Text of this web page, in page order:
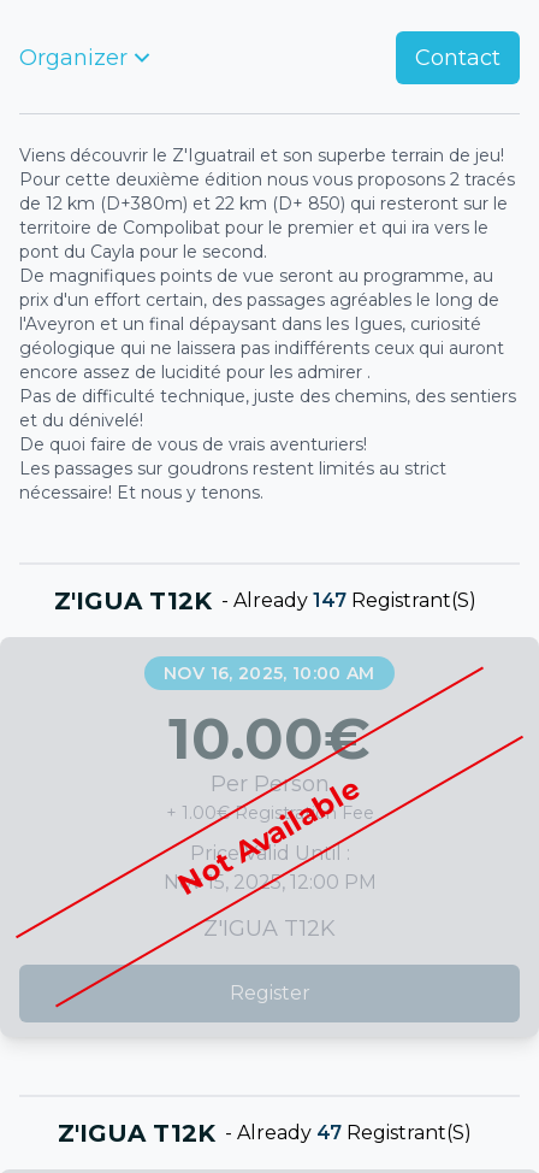
Organizer Contact
Viens découvrir le Z'Iguatrail et son superbe terrain de jeu!
Pour cette deuxième édition nous vous proposons 2 tracés
de 12 km (D+380m) et 22 km (D+ 850) qui resteront sur le
territoire de Compolibat pour le premier et qui ira vers le
pont du Cayla pour le second.
De magnifiques points de vue seront au programme, au
prix d'un effort certain, des passages agréables le long de
l'Aveyron et un final dépaysant dans les Igues, curiosité
géologique qui ne laissera pas indifférents ceux qui auront
encore assez de lucidité pour les admirer .
Pas de difficulté technique, juste des chemins, des sentiers
et du dénivelé!
De quoi faire de vous de vrais aventuriers!
Les passages sur goudrons restent limités au strict
nécessaire! Et nous y tenons.
Z'IGUA T12K - Already 147 Registrant(s)
Not Available
NOV 16, 2025, 10:00 AM
10.00€
Per Person
+ 1.00€ Registration Fee
Price Valid Until :
Nov 15, 2025, 12:00 PM
Z'IGUA T12K
Register
Z'IGUA T12K - Already 47 Registrant(s)